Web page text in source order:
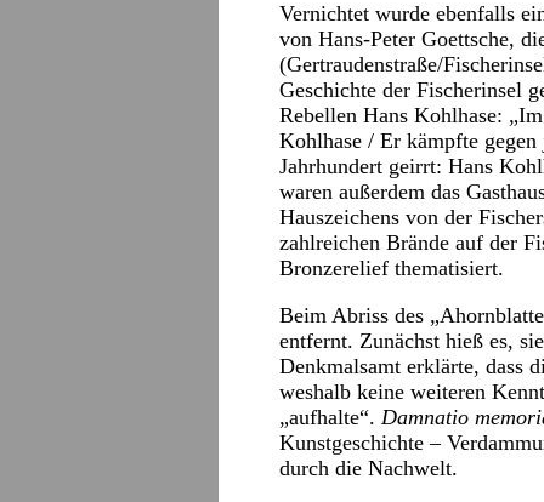
Vernichtet wurde ebenfalls
von Hans-Peter Goettsche,
(Gertraudenstraße/
Geschichte der Fischerinsel
Rebellen Hans Kohlhase:
Kohlhase / Er kämpfte
Jahrhundert geirrt: Hans
waren außerdem das
Hauszeichens von der
zahlreichen Brände auf der
Bronzerelief thematisiert.
Beim Abriss des
entfernt. Zunächst hieß es,
Denkmalsamt erklärte, dass
weshalb keine weiteren
„aufhalte“. Damnatio
Kunstgeschichte –
durch die Nachwelt.